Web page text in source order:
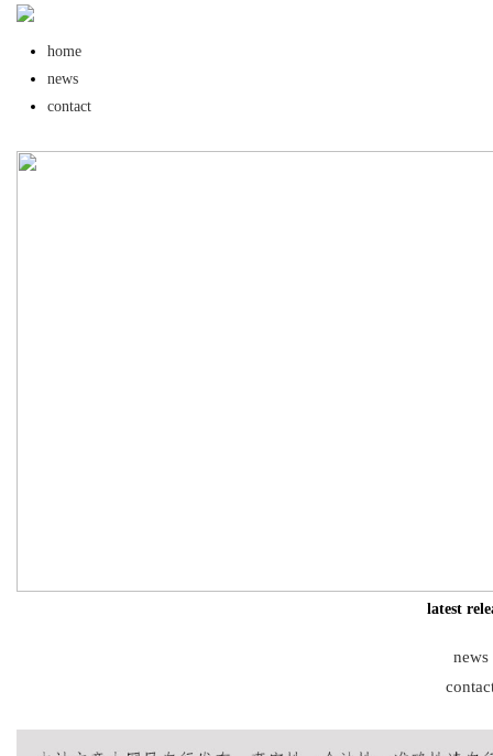
sc
home
news
contact
latest
news
的轻卡推荐：3款承